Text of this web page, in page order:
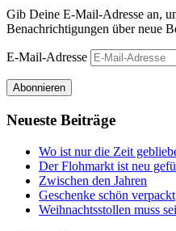
Gib Deine E-Mail-Adresse an,
Benachrichtigungen über neue
E-Mail-Adresse
Abonnieren
Neueste Beiträge
Wo ist nur die Zeit
Der Flohmarkt ist neu
Zwischen den Jahren
Geschenke schön verpackt
Weihnachtsstollen muss